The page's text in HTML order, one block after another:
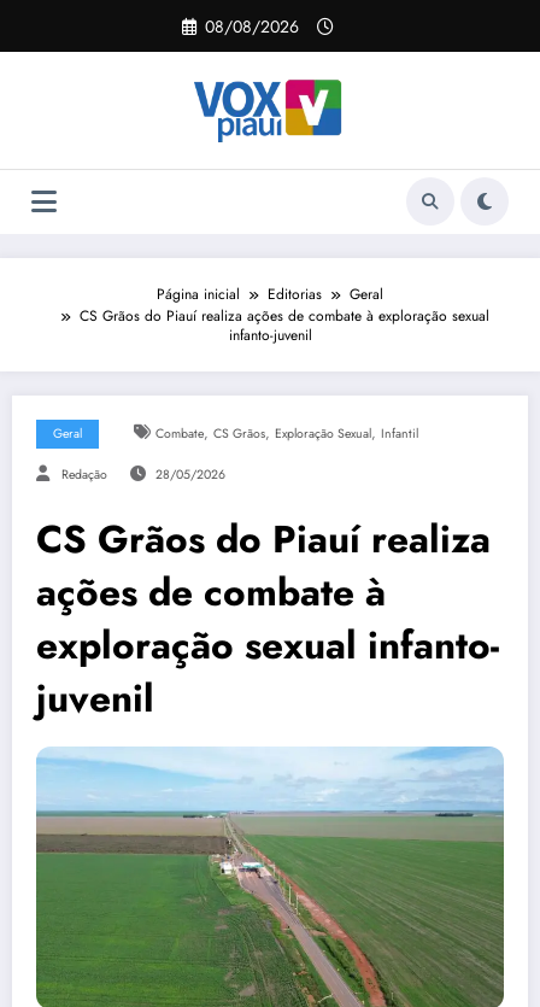
o
08/08/2026
Página inicial Editorias
Geral
CS Grãos do Piauí realiza ações de combate à exploração sexual
infanto-juvenil
Geral Combate, CS Grãos, Exploração Sexual, Infantil
Redação 28/05/2026
CS Grãos do Piauí realiza
ações de combate à
exploração sexual infanto-
juvenil